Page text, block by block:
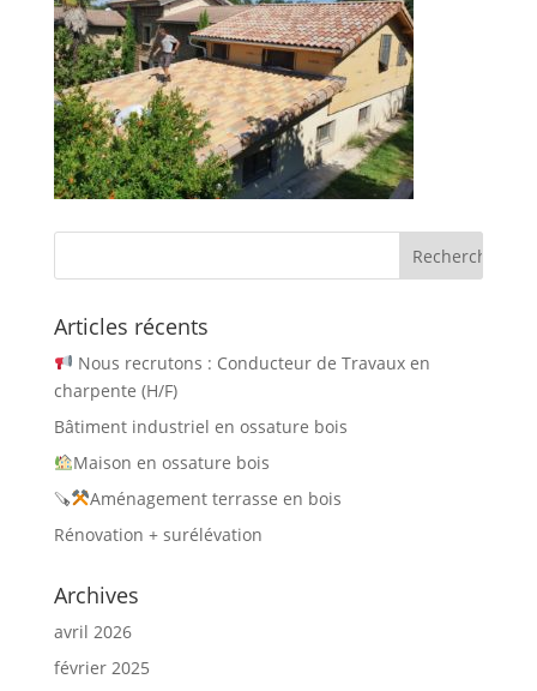
Articles récents
Nous recrutons : Conducteur de Travaux en
charpente (H/F)
Bâtiment industriel en ossature bois
Maison en ossature bois
🪚
Aménagement terrasse en bois
Rénovation + surélévation
Archives
avril 2026
février 2025